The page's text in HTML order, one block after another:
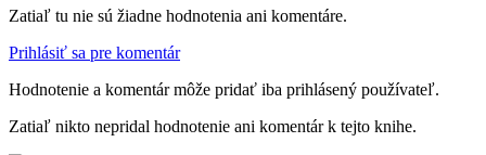
Zatiaľ tu nie sú žiadne hodnotenia ani komentáre.
Prihlásiť sa pre komentár
Hodnotenie a komentár môže pridať iba prihlásený používateľ.
Zatiaľ nikto nepridal hodnotenie ani komentár k tejto knihe.